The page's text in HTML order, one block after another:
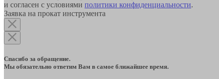
и согласен с условиями политики конфиденциальности.
Заявка на прокат инструмента
Спасибо за обращение.
Мы обязательно ответим Вам в самое ближайшее время.